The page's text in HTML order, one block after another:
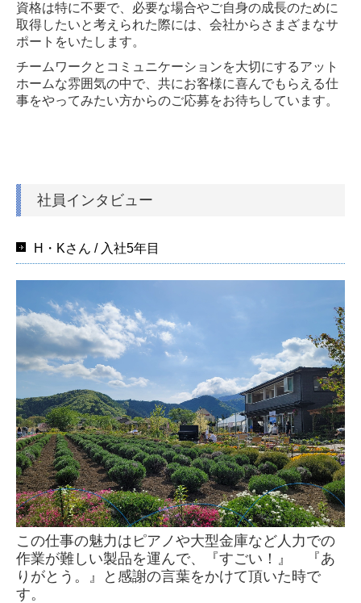
資格は特に不要で、必要な場合やご自身の成長のために
取得したいと考えられた際には、会社からさまざまなサ
ポートをいたします。
チームワークとコミュニケーションを大切にするアット
ホームな雰囲気の中で、共にお客様に喜んでもらえる仕
事をやってみたい方からのご応募をお待ちしています。
社員インタビュー
H・Kさん / 入社5年目
この仕事の魅力はピアノや大型金庫など人力での
作業が難しい製品を運んで、『すごい！』 『あ
りがとう。』と感謝の言葉をかけて頂いた時で
す。